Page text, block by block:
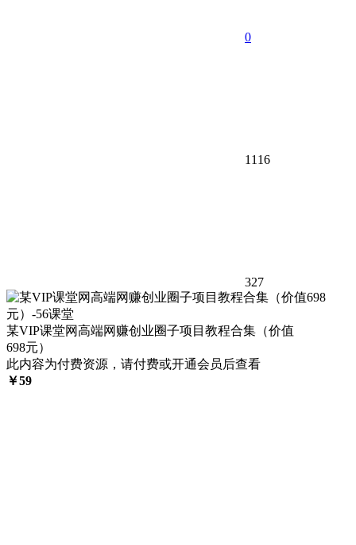
0
1116
327
某VIP课堂网高端网赚创业圈子项目教程合集（价值
698元）
此内容为付费资源，请付费或开通会员后查看
￥59